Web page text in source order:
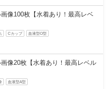
像100枚【水着あり！最高レベ
Cカップ 血液型O型
像20枚【水着あり！最高レベル
血液型A型